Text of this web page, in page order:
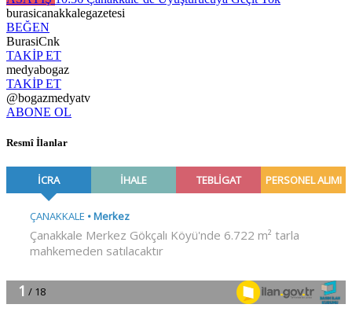
burasicanakkalegazetesi
BEĞEN
BurasiCnk
TAKİP ET
medyabogaz
TAKİP ET
@bogazmedyatv
ABONE OL
Resmî İlanlar